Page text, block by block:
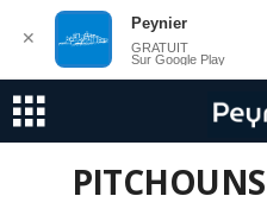
✕
Peynier
GRATUIT
Sur Google Play